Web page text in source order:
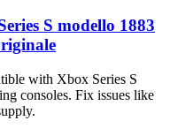
S modello 1883
with Xbox Series S
consoles. Fix issues like